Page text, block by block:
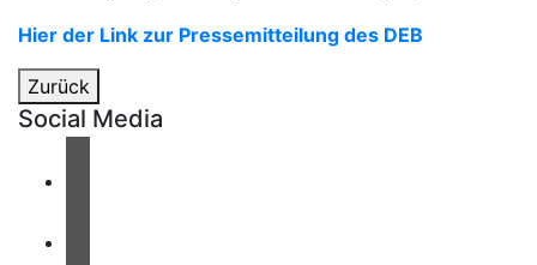
Hier der Link zur Pressemitteilung des DEB
Zurück
Social Media